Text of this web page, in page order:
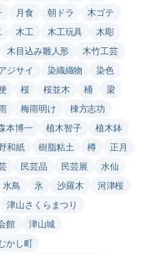
月食 朝ドラ
木ゴテ
木工 木工玩具
木彫
木目込み雛人形
木竹工芸
ジサイ 染織織物
染色
桜 桜並木 桶
梁
梅雨明け
棟方志功
本博一 植木智子
植木鉢
和紙 樹脂粘土 樽
正月
民芸品 民芸展
水仙
水鳥 氷 沙羅木
河津桜
津山さくらまつり
館
津山城
かし町